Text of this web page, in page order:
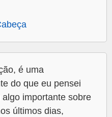
é uma
do que eu pensei
importante sobre
últimos dias,